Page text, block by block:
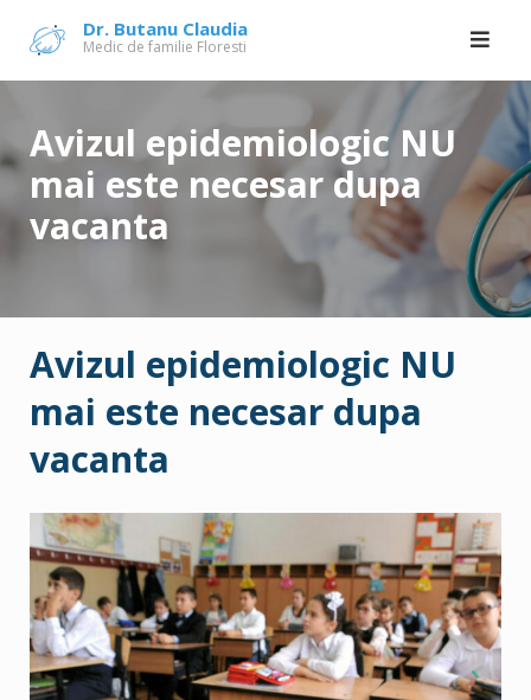
content
Dr. Butanu Claudia
Medic de familie Floresti
Avizul epidemiologic NU
mai este necesar dupa
vacanta
Avizul epidemiologic NU
mai este necesar dupa
vacanta